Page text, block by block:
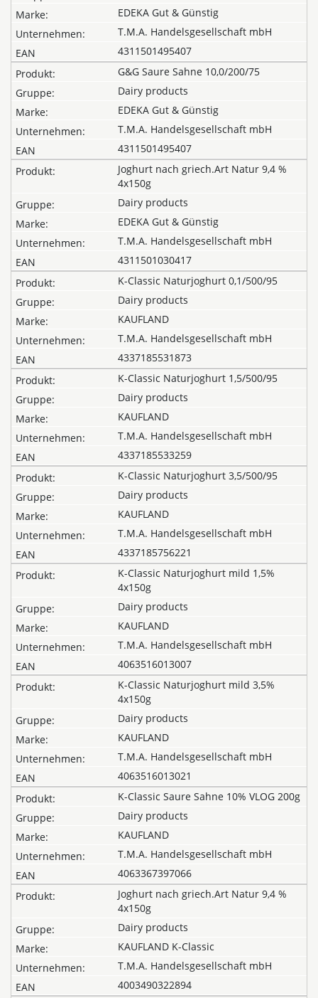
EDEKA Gut & Günstig
T.M.A. Handelsgesellschaft mbH
4311501495407
G&G Saure Sahne 10,0/200/75
Dairy products
EDEKA Gut & Günstig
T.M.A. Handelsgesellschaft mbH
4311501495407
Joghurt nach griech.Art Natur 9,4 %
4x150g
Dairy products
EDEKA Gut & Günstig
T.M.A. Handelsgesellschaft mbH
4311501030417
K-Classic Naturjoghurt 0,1/500/95
Dairy products
KAUFLAND
T.M.A. Handelsgesellschaft mbH
4337185531873
K-Classic Naturjoghurt 1,5/500/95
Dairy products
KAUFLAND
T.M.A. Handelsgesellschaft mbH
4337185533259
K-Classic Naturjoghurt 3,5/500/95
Dairy products
KAUFLAND
T.M.A. Handelsgesellschaft mbH
4337185756221
K-Classic Naturjoghurt mild 1,5%
4x150g
Dairy products
KAUFLAND
T.M.A. Handelsgesellschaft mbH
4063516013007
K-Classic Naturjoghurt mild 3,5%
4x150g
Dairy products
KAUFLAND
T.M.A. Handelsgesellschaft mbH
4063516013021
K-Classic Saure Sahne 10% VLOG 200g
Dairy products
KAUFLAND
T.M.A. Handelsgesellschaft mbH
4063367397066
Joghurt nach griech.Art Natur 9,4 %
4x150g
Dairy products
KAUFLAND K-Classic
T.M.A. Handelsgesellschaft mbH
4003490322894